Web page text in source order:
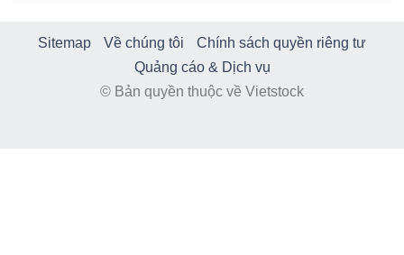
Sitemap Về chúng tôi
Chính sách quyền riêng tư
Quảng cáo & Dịch vụ
© Bản quyền thuộc về Vietstock